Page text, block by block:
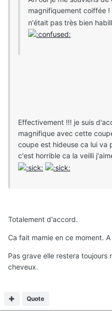
magnifiquement coiffée !
n'était pas très bien
Effectivement !!! je suis
magnifique avec cette
coupe est hideuse ca lui va
c'est horrible ca la veilli
Totalement d'accord.
Ca fait mamie en ce moment.
Pas grave elle restera toujours
cheveux.
Quote